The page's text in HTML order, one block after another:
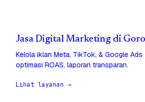
Jasa Digital Marketing di
Kelola iklan Meta, TikTok, & Google
optimasi ROAS, laporan transparan.
Lihat layanan →